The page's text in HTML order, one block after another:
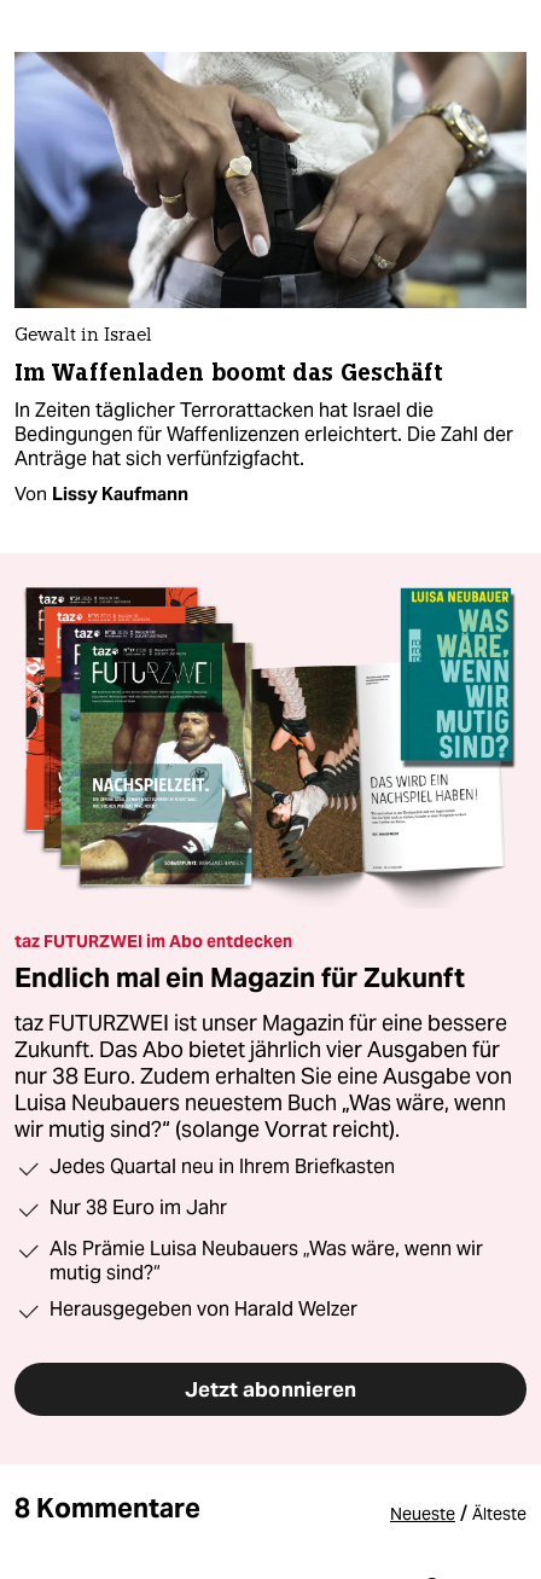
Gewalt in Israel
Im Waffenladen boomt das Geschäft
In Zeiten täglicher Terrorattacken hat Israel die
Bedingungen für Waffenlizenzen erleichtert. Die Zahl der
Anträge hat sich verfünfzigfacht.
Von Lissy Kaufmann
taz FUTURZWEI im Abo entdecken
Endlich mal ein Magazin für Zukunft
taz FUTURZWEI ist unser Magazin für eine bessere
Zukunft. Das Abo bietet jährlich vier Ausgaben für
nur 38 Euro. Zudem erhalten Sie eine Ausgabe von
Luisa Neubauers neuestem Buch „Was wäre, wenn
wir mutig sind?“ (solange Vorrat reicht).
Jedes Quartal neu in Ihrem Briefkasten
Nur 38 Euro im Jahr
Als Prämie Luisa Neubauers „Was wäre, wenn wir
mutig sind?“
Herausgegeben von Harald Welzer
Jetzt abonnieren
8 Kommentare Neueste / Älteste